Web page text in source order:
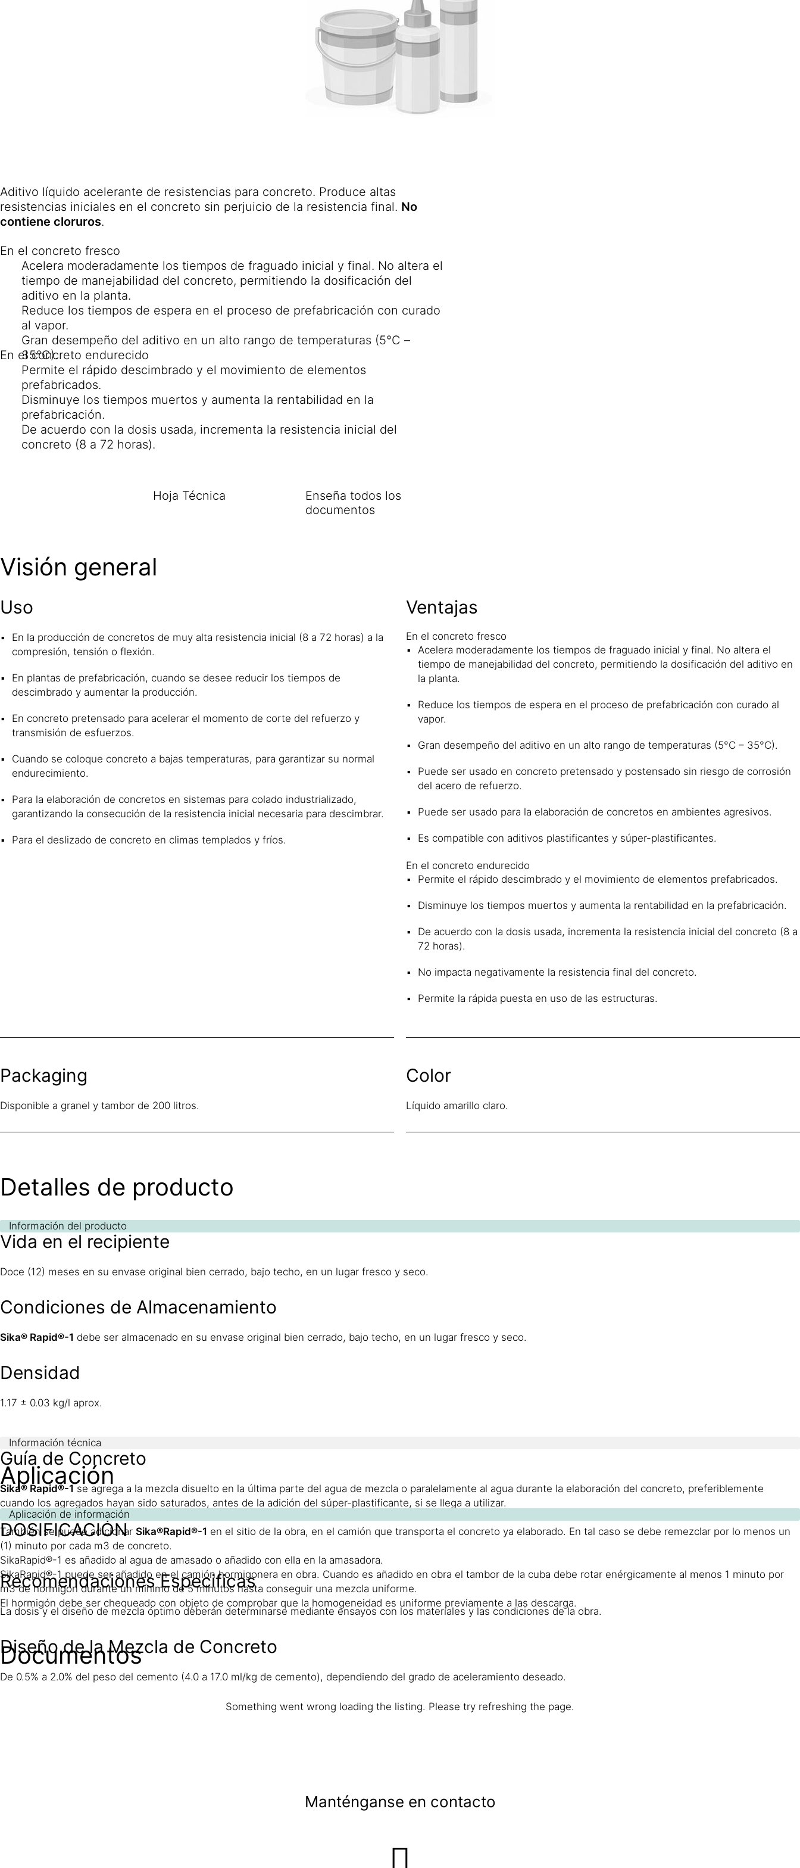
Aditivo líquido acelerante de resistencias para concreto. Produce altas
resistencias iniciales en el concreto sin perjuicio de la resistencia final. No
contiene cloruros.
En el concreto fresco
Acelera moderadamente los tiempos de fraguado inicial y final. No altera el
tiempo de manejabilidad del concreto, permitiendo la dosificación del
aditivo en la planta.
Reduce los tiempos de espera en el proceso de prefabricación con curado
al vapor.
Gran desempeño del aditivo en un alto rango de temperaturas (5°C –
35°C).
En el concreto endurecido
Permite el rápido descimbrado y el movimiento de elementos
prefabricados.
Disminuye los tiempos muertos y aumenta la rentabilidad en la
prefabricación.
De acuerdo con la dosis usada, incrementa la resistencia inicial del
concreto (8 a 72 horas).
Hoja Técnica
Enseña todos los
documentos
Visión general
Uso
En la producción de concretos de muy alta resistencia inicial (8 a 72 horas) a la
compresión, tensión o flexión.
En plantas de prefabricación, cuando se desee reducir los tiempos de
descimbrado y aumentar la producción.
En concreto pretensado para acelerar el momento de corte del refuerzo y
transmisión de esfuerzos.
Cuando se coloque concreto a bajas temperaturas, para garantizar su normal
endurecimiento.
Para la elaboración de concretos en sistemas para colado industrializado,
garantizando la consecución de la resistencia inicial necesaria para descimbrar.
Para el deslizado de concreto en climas templados y fríos.
Ventajas
En el concreto fresco
Acelera moderadamente los tiempos de fraguado inicial y final. No altera el
tiempo de manejabilidad del concreto, permitiendo la dosificación del aditivo en
la planta.
Reduce los tiempos de espera en el proceso de prefabricación con curado al
vapor.
Gran desempeño del aditivo en un alto rango de temperaturas (5°C – 35°C).
Puede ser usado en concreto pretensado y postensado sin riesgo de corrosión
del acero de refuerzo.
Puede ser usado para la elaboración de concretos en ambientes agresivos.
Es compatible con aditivos plastificantes y súper-plastificantes.
En el concreto endurecido
Permite el rápido descimbrado y el movimiento de elementos prefabricados.
Disminuye los tiempos muertos y aumenta la rentabilidad en la prefabricación.
De acuerdo con la dosis usada, incrementa la resistencia inicial del concreto (8 a
72 horas).
No impacta negativamente la resistencia final del concreto.
Permite la rápida puesta en uso de las estructuras.
Packaging
Disponible a granel y tambor de 200 litros.
Color
Líquido amarillo claro.
Detalles de producto
Información del producto
Vida en el recipiente
Doce (12) meses en su envase original bien cerrado, bajo techo, en un lugar fresco y seco.
Condiciones de Almacenamiento
Sika® Rapid®-1 debe ser almacenado en su envase original bien cerrado, bajo techo, en un lugar fresco y seco.
Densidad
1.17 ± 0.03 kg/l aprox.
Información técnica
Guía de Concreto
Sika® Rapid®-1se agrega a la mezcla disuelto en la última parte del agua de mezcla o paralelamente al agua durante la elaboración del concreto, preferiblemente
cuando los agregados hayan sido saturados, antes de la adición del súper-plastificante, si se llega a utilizar.
También se puede adicionar Sika®Rapid®-1 en el sitio de la obra, en el camión que transporta el concreto ya elaborado. En tal caso se debe remezclar por lo menos un
(1) minuto por cada m3 de concreto.
Recomendaciones Especificas
La dosis y el diseño de mezcla óptimo deberán determinarse mediante ensayos con los materiales y las condiciones de la obra.
Diseño de la Mezcla de Concreto
De 0.5% a 2.0% del peso del cemento (4.0 a 17.0 ml/kg de cemento), dependiendo del grado de aceleramiento deseado.
Aplicación
Aplicación de información
DOSIFICACIÓN
SikaRapid®-1 es añadido al agua de amasado o añadido con ella en la amasadora.
SikaRapid®-1 puede ser añadido en el camión hormigonera en obra. Cuando es añadido en obra el tambor de la cuba debe rotar enérgicamente al menos 1 minuto por
m3 de hormigón durante un mínimo de 5 minutos hasta conseguir una mezcla uniforme.
El hormigón debe ser chequeado con objeto de comprobar que la homogeneidad es uniforme previamente a las descarga.
Documentos
Something went wrong loading the listing. Please try refreshing the page.
Manténganse en contacto